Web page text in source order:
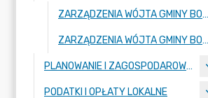
ZARZĄDZENIA WÓJTA GMINY BORONÓW WYDANE W 2026 ROKU
ZARZĄDZENIA WÓJTA GMINY BORONÓW WYDANE W 2025 ROKU
PLANOWANIE I ZAGOSPODAROWANIE PRZESTRZENNE - REJESTR URBANISTYCZNY
PODATKI I OPŁATY LOKALNE